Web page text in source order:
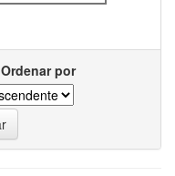
Ordenar por